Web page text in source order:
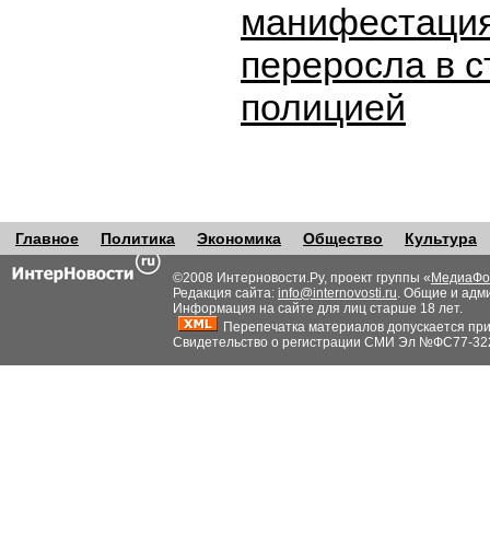
переросла в
полицией
Главное Политика Экономика Общество Культура
©2008 Интерновости.Ру, проект группы «
Редакция сайта: info@internovosti.ru. Общие и
Информация на сайте для лиц старше 18 лет.
Перепечатка материалов допускается
Свидетельство о регистрации СМИ Эл №ФС77-